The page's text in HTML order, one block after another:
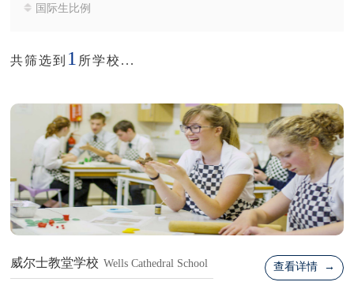
国际生比例
共筛选到 1 所学校...
威尔士教堂学校 Wells Cathedral School 查看详情 →